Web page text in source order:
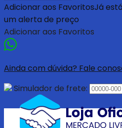
Adicionar aos FavoritosJá
um alerta de preço
Adicionar aos Favoritos
Ainda com dúvida? Fale
Simulador de frete: